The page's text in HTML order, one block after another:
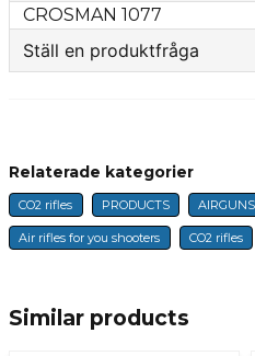
CROSMAN 1077
Ställ en produktfråga
name
Name
E-mail
Similar products
Relaterade kategorier
CO2 rifles PRODUCTS
Air rifles for you shooters CO2 rifles